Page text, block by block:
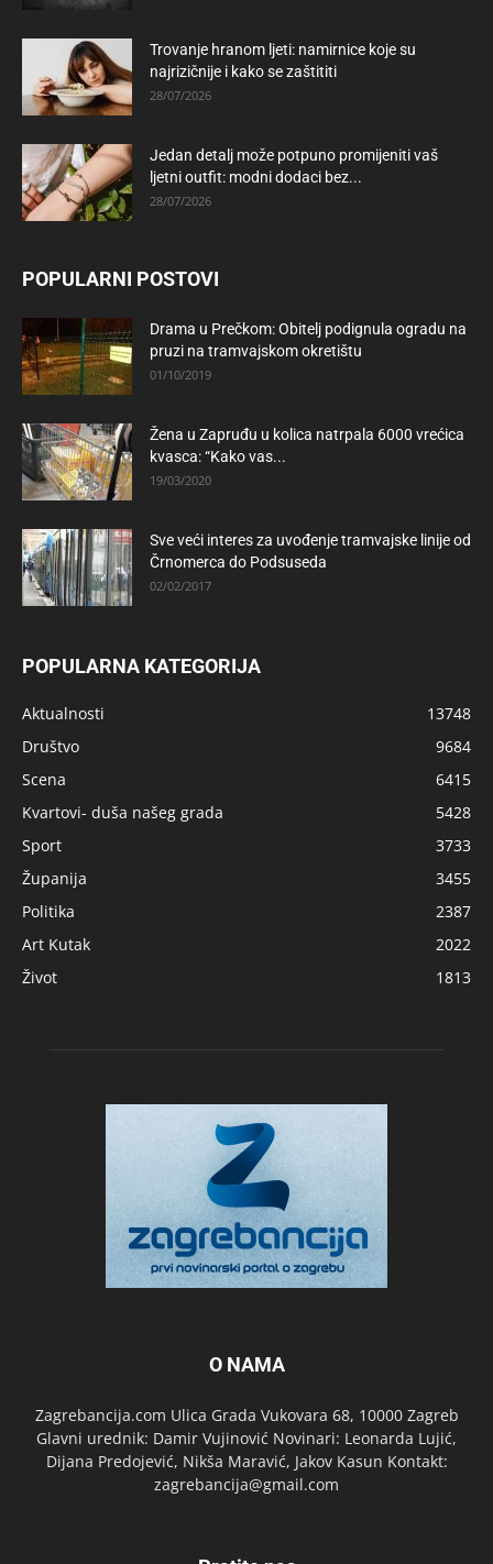
Trovanje hranom ljeti: namirnice koje su
najrizičnije i kako se zaštititi
28/07/2026
Jedan detalj može potpuno promijeniti vaš
ljetni outfit: modni dodaci bez...
28/07/2026
POPULARNI POSTOVI
Drama u Prečkom: Obitelj podignula ogradu na
pruzi na tramvajskom okretištu
01/10/2019
Žena u Zapruđu u kolica natrpala 6000 vrećica
kvasca: “Kako vas...
19/03/2020
Sve veći interes za uvođenje tramvajske linije od
Črnomerca do Podsuseda
02/02/2017
POPULARNA KATEGORIJA
Aktualnosti
13748
Društvo
9684
Scena
6415
Kvartovi- duša našeg grada
5428
Sport
3733
Županija
3455
Politika
2387
Art Kutak
2022
Život
1813
O NAMA
Zagrebancija.com Ulica Grada Vukovara 68, 10000 Zagreb
Glavni urednik: Damir Vujinović Novinari: Leonarda Lujić,
Dijana Predojević, Nikša Maravić, Jakov Kasun Kontakt:
zagrebancija@gmail.com